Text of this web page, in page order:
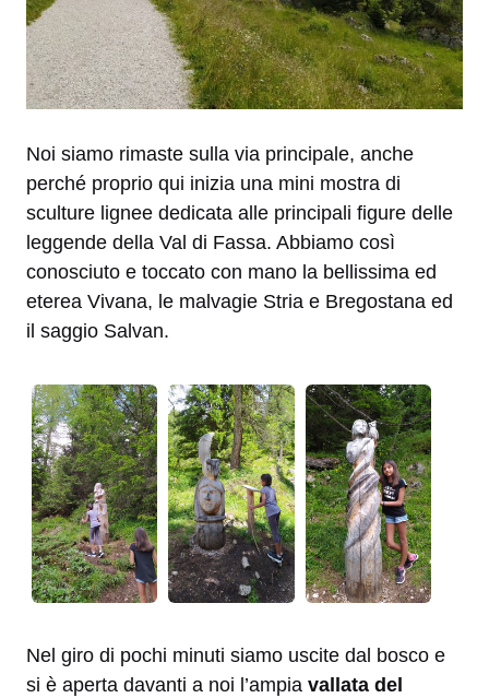
Noi siamo rimaste sulla via principale, anche
perché proprio qui inizia una mini mostra di
sculture lignee dedicata alle principali figure delle
leggende della Val di Fassa. Abbiamo così
conosciuto e toccato con mano la bellissima ed
eterea Vivana, le malvagie Stria e Bregostana ed
il saggio Salvan.
Nel giro di pochi minuti siamo uscite dal bosco e
si è aperta davanti a noi l’ampia vallata del